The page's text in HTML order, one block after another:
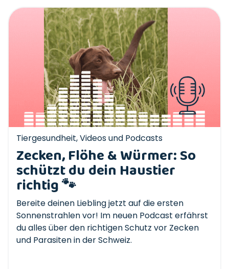
Tiergesundheit,Videos und Podcasts
Zecken, Flöhe & Würmer: So
schützt du dein Haustier
richtig 🐾
Bereite deinen Liebling jetzt auf die ersten
Sonnenstrahlen vor! Im neuen Podcast erfährst
du alles über den richtigen Schutz vor Zecken
und Parasiten in der Schweiz.